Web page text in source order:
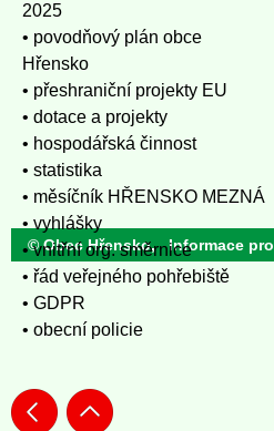
2025
• povodňový plán obce
Hřensko
• přeshraniční projekty EU
• dotace a projekty
• hospodářská činnost
• statistika
• měsíčník HŘENSKO MEZNÁ
• vyhlášky
• vnitřní org. směrnice
• řád veřejného pohřebiště
• GDPR
• obecní policie
© Obec Hřensko, Informace